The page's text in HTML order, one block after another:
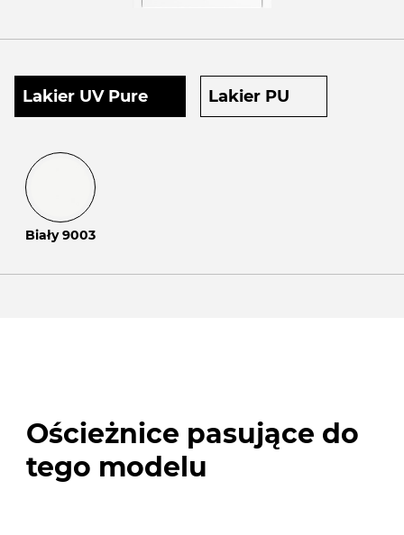
Lakier UV Pure Lakier PU
Biały 9003
Ościeżnice pasujące do
tego modelu